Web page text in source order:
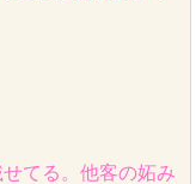
てる。他客の妬み